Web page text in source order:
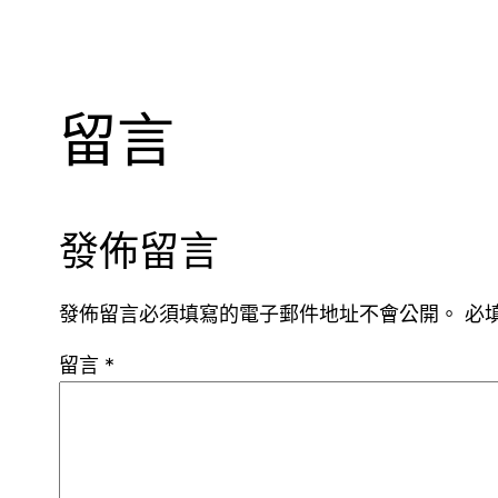
留言
發佈留言
發佈留言必須填寫的電子郵件地址不會公開。 必
留言 *